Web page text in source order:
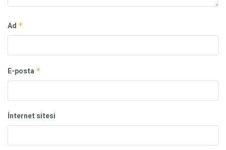
Ad *
E-posta *
İnternet sitesi